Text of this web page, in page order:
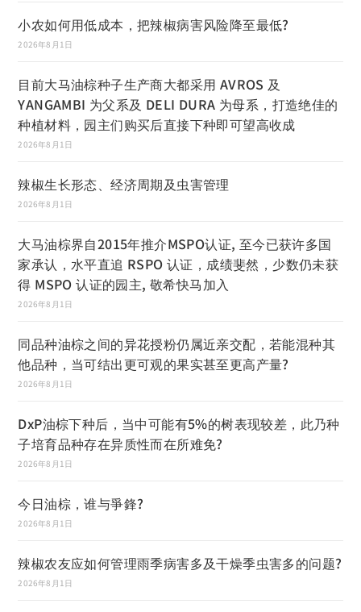
小农如何用低成本，把辣椒病害风险降至最低?
2026年8月1日
目前大马油棕种子生产商大都采用 AVROS 及
YANGAMBI 为父系及 DELI DURA 为母系，打造绝佳的
种植材料，园主们购买后直接下种即可望高收成
2026年8月1日
辣椒生长形态、经济周期及虫害管理
2026年8月1日
大马油棕界自2015年推介MSPO认证, 至今已获许多国
家承认，水平直追 RSPO 认证，成绩斐然，少数仍未获
得 MSPO 认证的园主, 敬希快马加入
2026年8月1日
同品种油棕之间的异花授粉仍属近亲交配，若能混种其
他品种，当可结出更可观的果实甚至更高产量?
2026年8月1日
DxP油棕下种后，当中可能有5%的树表现较差，此乃种
子培育品种存在异质性而在所难免?
2026年8月1日
今日油棕，谁与爭鋒?
2026年8月1日
辣椒农友应如何管理雨季病害多及干燥季虫害多的问题?
2026年8月1日